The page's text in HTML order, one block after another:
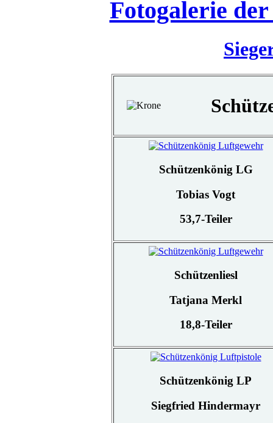
Fotogalerie
Schützenkönig LG
Tobias Vogt
53,7-Teiler
Schützenliesl
Tatjana Merkl
18,8-Teiler
Schützenkönig LP
Siegfried Hindermayr